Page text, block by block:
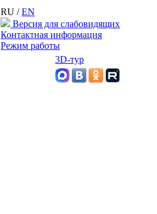
RU /EN
Версия для слабовидящих
Контактная информация
Режим работы
3D-тур